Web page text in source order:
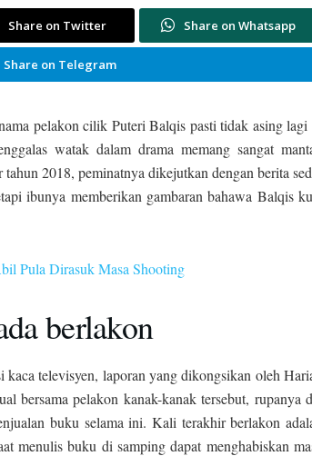
Share on Twitter Share on Whatsapp
Share on Telegram
pelakon cilik Puteri Balqis pasti tidak asing lagi
watak dalam drama memang sangat
2018, peminatnya dikejutkan dengan berita
ibunya memberikan gambaran bahawa Balqis
Pula Dirasuk Masa Shooting
berlakon
televisyen, laporan yang dikongsikan oleh
bersama pelakon kanak-kanak tersebut, rupanya
buku selama ini. Kali terakhir berlakon
menulis buku di samping dapat menghabiskan